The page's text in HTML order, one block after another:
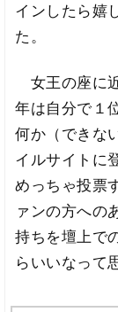
インしたら嬉
た。
女王の座に
年は自分で１
何か（できな
イルサイトに
めっちゃ投票
ァンの方への
持ちを壇上で
らいいなって